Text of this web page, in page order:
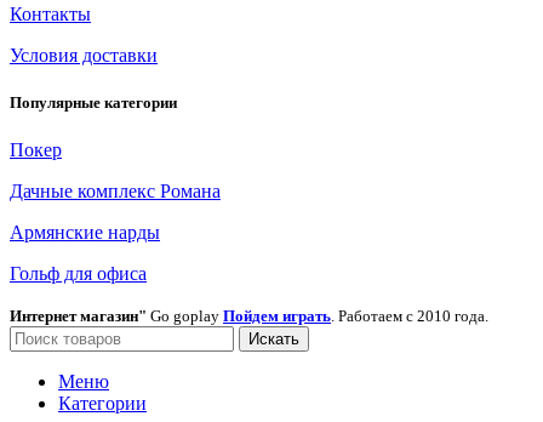
Контакты
Условия доставки
Популярные категории
Покер
Дачные комплекс Романа
Армянские нарды
Гольф для офиса
Интернет магазин" Go goplay Пойдем играть. Работаем с 2010 года.
Искать
Меню
Категории